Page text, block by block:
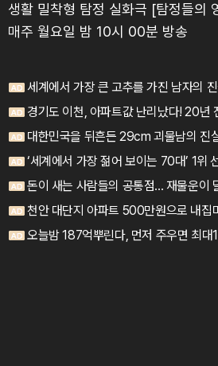
생활 밀착형 탐정 실화극 [탐정들의
매주 월요일 밤 10시 00분 방송